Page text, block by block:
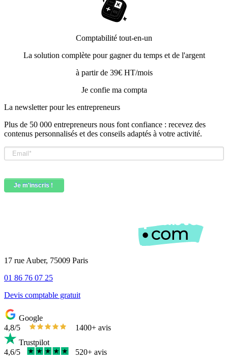
Comptabilité tout-en-un
La solution complète pour gagner du temps et de l'argent
à partir de 39€ HT/mois
Je confie ma compta
La newsletter pour les entrepreneurs
Plus de 50 000 entrepreneurs nous font confiance : recevez des
contenus personnalisés et des conseils adaptés à votre activité.
17 rue Auber, 75009 Paris
01 86 76 07 25
Devis comptable gratuit
Google
4,8/5
1400+ avis
Trustpilot
4,6/5
520+ avis